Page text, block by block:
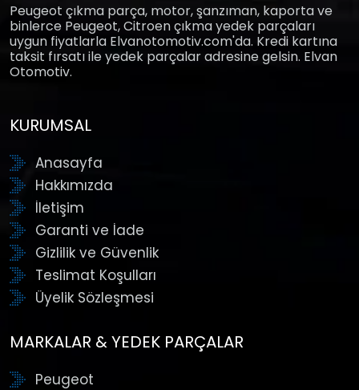
Peugeot çıkma parça, motor, şanzıman, kaporta ve
binlerce Peugeot, Citroen çıkma yedek parçaları
uygun fiyatlarla Elvanotomotiv.com'da. Kredi kartına
taksit fırsatı ile yedek parçalar adresine gelsin. Elvan
Otomotiv.
KURUMSAL
Anasayfa
Hakkımızda
İletişim
Garanti ve İade
Gizlilik ve Güvenlik
Teslimat Koşulları
Üyelik Sözleşmesi
MARKALAR & YEDEK PARÇALAR
Peugeot